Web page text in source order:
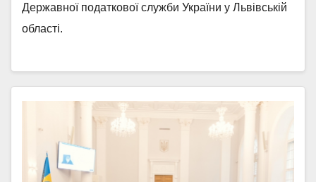
Державної податкової служби України у Львівській
області.